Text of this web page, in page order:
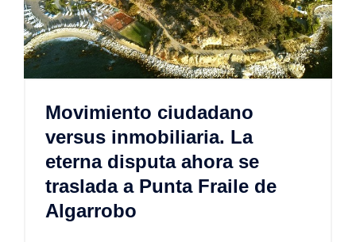
Movimiento ciudadano
versus inmobiliaria. La
eterna disputa ahora se
traslada a Punta Fraile de
Algarrobo